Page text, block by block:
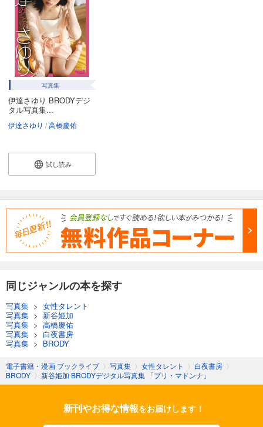
写真集
伊達さゆり BRODYデジ
タル写真集...
伊達さゆり 高橋慶佑
試し読み
同じジャンルの本を探す
写真集 > 女性タレント
写真集 > 新谷姫加
写真集 > 高橋慶佑
写真集 > 白夜書房
写真集 > BRODY
電子書籍・漫画 ブックライブ 〉 写真集 〉 女性タレント 〉 白夜書房 〉
BRODY 〉 新谷姫加 BRODYデジタル写真集 「プリ・マドンナ」
新刊やお得な情報をお届けします！